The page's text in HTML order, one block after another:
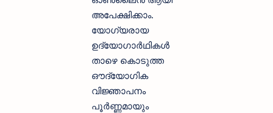
അപേക്ഷിക്കാം.
യോഗ്യരായ
ഉദ്യോഗാര്‍ഥികള്‍
താഴെ കൊടുത്ത
ഔദ്യോഗിക
വിജ്ഞാപനം
പൂര്‍ണ്ണമായും